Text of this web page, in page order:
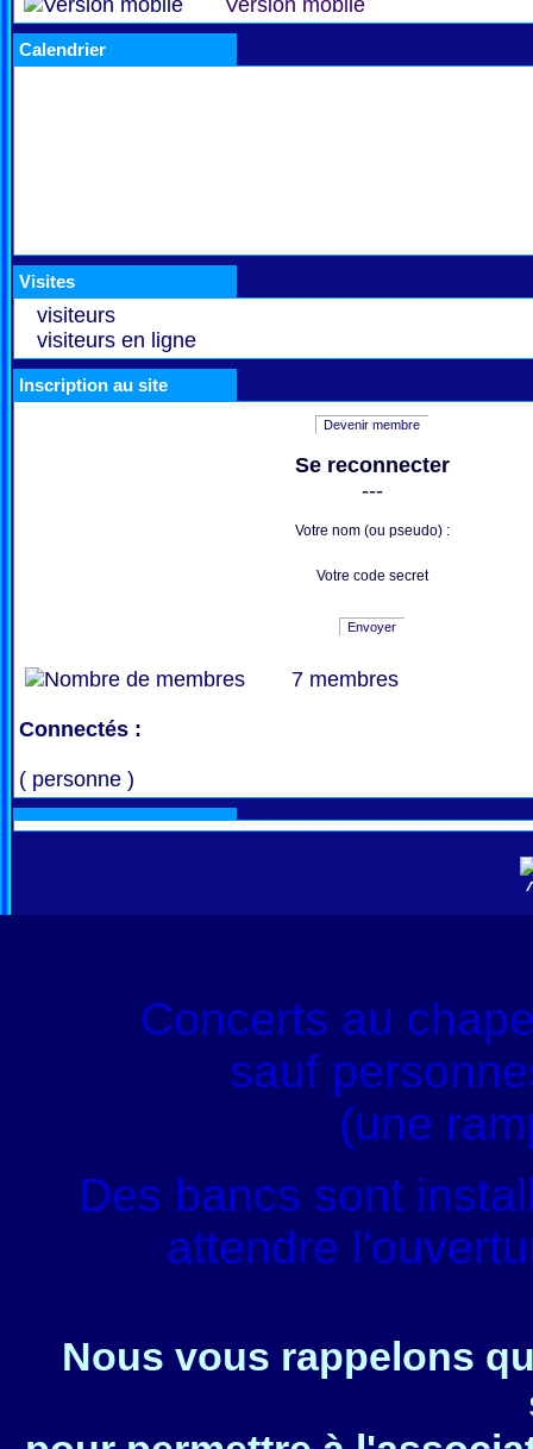
Version mobile
Calendrier
Visites
visiteurs
visiteurs en ligne
Inscription au site
Devenir membre
Se reconnecter
---
Votre nom (ou pseudo) :
Votre code secret
Envoyer
7 membres
Connectés :
( personne )
Concerts au
sauf
(une
Des bancs sont
attendre
Nous vous rappelons